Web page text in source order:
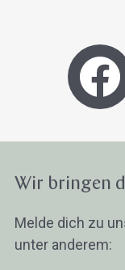
Wir bringen
Melde dich zu
unter anderem: